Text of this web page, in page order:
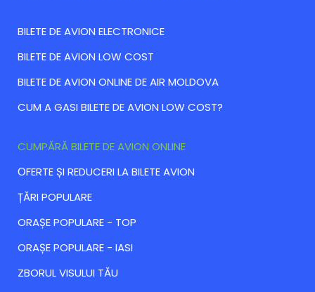
BILETE DE AVION ELECTRONICE
BILETE DE AVION LOW COST
BILETE DE AVION ONLINE DE AIR MOLDOVA
CUM A GASI BILETE DE AVION LOW COST?
CUMPĂRĂ BILETE DE AVION ONLINE
ОFERTE ȘI REDUCERI LA BILETE AVION
ȚĂRI POPULARE
ORAȘE POPULARE - TOP
ORAȘE POPULARE - IASI
ZBORUL VISULUI TĂU